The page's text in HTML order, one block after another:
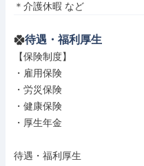
＊介護休暇 など
待遇・福利厚生
【保険制度】
・雇用保険
・労災保険
・健康保険
・厚生年金
待遇・福利厚生